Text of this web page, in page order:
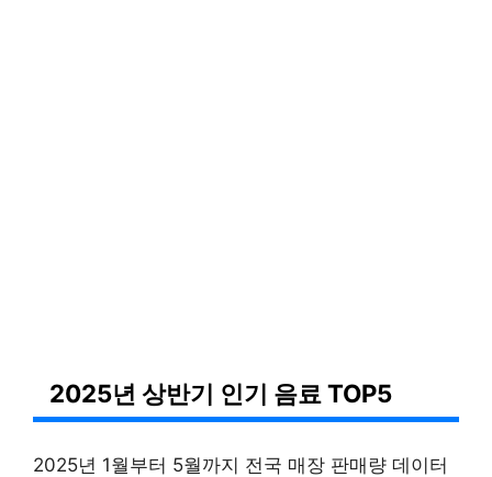
2025년 상반기 인기 음료 TOP5
2025년 1월부터 5월까지 전국 매장 판매량 데이터